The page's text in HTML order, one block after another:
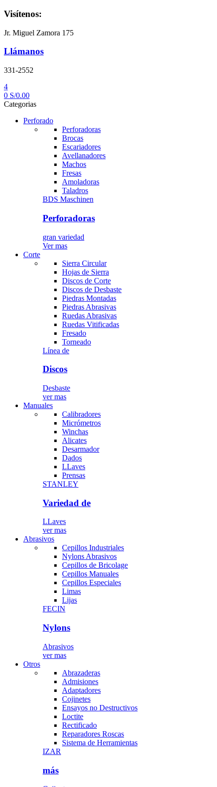
Visítenos:
Jr. Miguel Zamora 175
Llámanos
331-2552
4
0 S/0.00
Categorias
Perforado
Perforadoras
Brocas
Escariadores
Avellanadores
Machos
Fresas
Amoladoras
Taladros
BDS Maschinen
Perforadoras
gran variedad
Ver mas
Corte
Sierra Circular
Hojas de Sierra
Discos de Corte
Discos de Desbaste
Piedras Montadas
Piedras Abrasivas
Ruedas Abrasivas
Ruedas Vitificadas
Fresado
Torneado
Línea de
Discos
Desbaste
ver mas
Manuales
Calibradores
Micrómetros
Winchas
Alicates
Desarmador
Dados
LLaves
Prensas
STANLEY
Variedad de
LLaves
ver mas
Abrasivos
Cepillos Industriales
Nylons Abrasivos
Cepillos de Bricolage
Cepillos Manuales
Cepillos Especiales
Limas
Lijas
FECIN
Nylons
Abrasivos
ver mas
Otros
Abrazaderas
Admisiones
Adaptadores
Cojinetes
Ensayos no Destructivos
Loctite
Rectificado
Reparadores Roscas
Sistema de Herramientas
IZAR
más